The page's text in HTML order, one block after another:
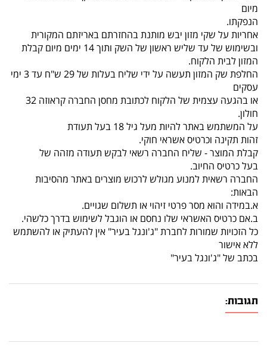
מיום
הנפקתו.
אחריות על שקי מזון יבש מותנת בהחזרתם באריזתם המקורית
ובשימוש של עד שליש ראשון של השק ותוך 14 ימים מיום קבלת
המזון לבית הלקוח.
החלפת שק המזון תעשה על ידי שליח בעלות של 29 ש"ח עד 3 ימי
עסקים
או בהגעה עצמית של הלקוח לכתובת מחסן החברה קראוזה 32
חולון.
על המשתמש באתר להיות מעל גיל 18 בעל תעודת
זהות תקינה וכרטיס אשראי חוקי.
קבלת המוצר - שליח החברה רשאי לבקש תעודה מזהה של
בעל כרטיס החיוב.
החברה רשאית למנוע מגולש לרכוש מוצרים באתר מהסיבות
הבאות:
א.במידה והוא מסר פרטי זיהוי או תשלום שגויים.
ב.אם כרטיס האשראי שלו נחסם או הוגבל לשימוש בדרך כלשהי.
כל הזכויות שמורות לחברת "ג'ונגל בעיר" אין להעתיק או להשתמש
ללא אישור
בכתב של "ג'ונגל בעיר"
תגובות: